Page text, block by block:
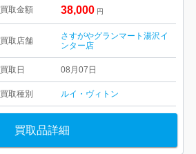
買取金額 38,000 円
買取店舗
さすがやグランマート湯沢イ
ンター店
買取日 08月07日
買取種別 ルイ・ヴィトン
買取品詳細